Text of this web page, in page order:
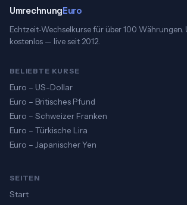
UmrechnungEuro
Echtzeit-Wechselkurse für über 100 Währungen.
kostenlos — live seit 2012.
BELIEBTE KURSE
Euro – US-Dollar
Euro – Britisches Pfund
Euro – Schweizer Franken
Euro – Türkische Lira
Euro – Japanischer Yen
SEITEN
Start